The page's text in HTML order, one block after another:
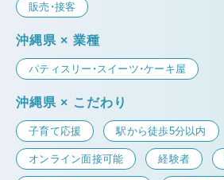
販売・接客
沖縄県 × 業種
パティスリー・スイーツ・ケーキ屋
沖縄県 × こだわり
子育て応援 駅から徒歩5分以内
オンライン面接可能 経験者